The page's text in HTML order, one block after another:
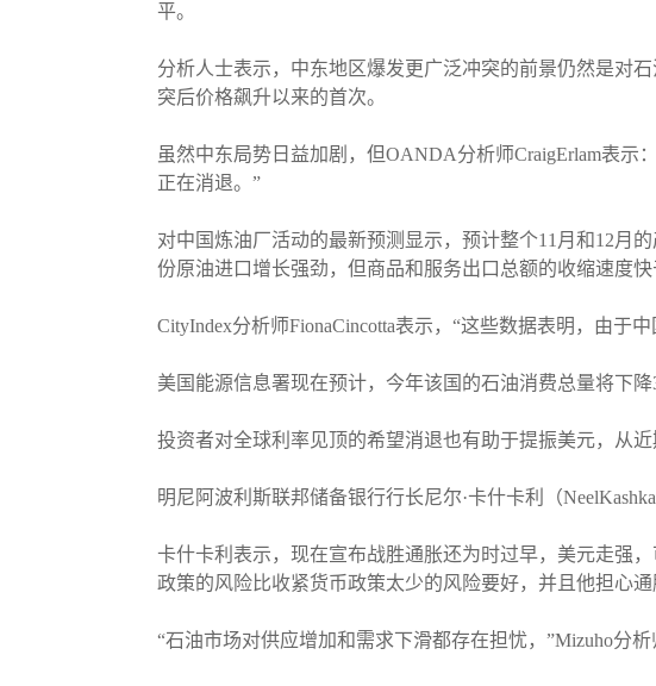
平。
分析人士表示，中东地区爆发更广泛冲突的前景仍然是对
突后价格飙升以来的首次。
虽然中东局势日益加剧，但OANDA分析师CraigErlam表
正在消退。”
对中国炼油厂活动的最新预测显示，预计整个11月和12月
份原油进口增长强劲，但商品和服务出口总额的收缩速度快
CityIndex分析师FionaCincotta表示，“这些数据表明，由于
美国能源信息署现在预计，今年该国的石油消费总量将下
投资者对全球利率见顶的希望消退也有助于提振美元，从
明尼阿波利斯联邦储备银行行长尼尔·卡什卡利（
卡什卡利表示，现在宣布战胜通胀还为时过早，美元走强
政策的风险比收紧货币政策太少的风险要好，并且他担心通
“石油市场对供应增加和需求下滑都存在担忧，”Mizuho分